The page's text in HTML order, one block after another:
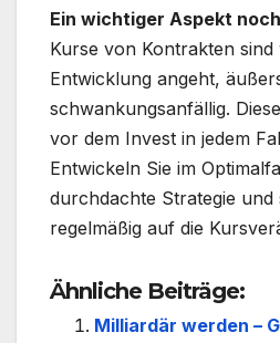
Ein wichtiger Aspekt
Kurse von Kontrakten sind
Entwicklung angeht,
schwankungsanfällig.
vor dem Invest in jedem
Entwickeln Sie im
durchdachte Strategie und
regelmäßig auf die
Ähnliche Beiträge:
Milliardär werden –